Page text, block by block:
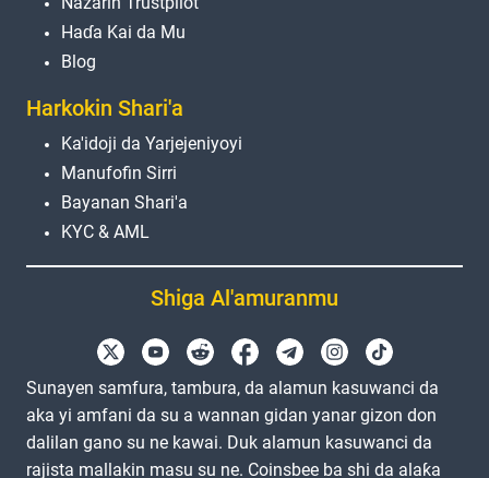
Haɗa Kai da Mu
Blog
Harkokin Shari'a
Ka'idoji da Yarjejeniyoyi
Manufofin Sirri
Bayanan Shari'a
KYC & AML
Shiga Al'amuranmu
Sunayen samfura, tambura, da alamun kasuwanci da
aka yi amfani da su a wannan gidan yanar gizon don
dalilan gano su ne kawai. Duk alamun kasuwanci da
rajista mallakin masu su ne. Coinsbee ba shi da alaƙa